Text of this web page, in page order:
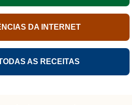
DA INTERNET
AS RECEITAS